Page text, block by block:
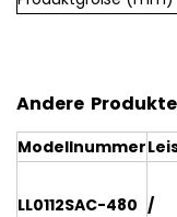
Andere
Modellnummer
LL0112SAC-480 /